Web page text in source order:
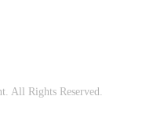
All Rights Reserved.